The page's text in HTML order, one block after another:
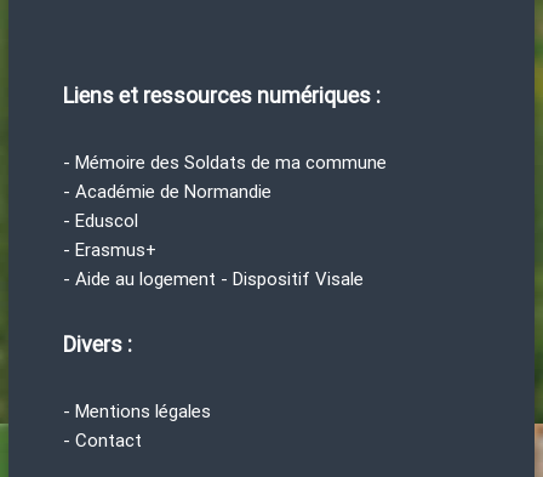
Liens et ressources numériques :
- Mémoire des Soldats de ma commune
- Académie de Normandie
- Eduscol
- Erasmus+
- Aide au logement - Dispositif Visale
Divers :
- Mentions légales
- Contact